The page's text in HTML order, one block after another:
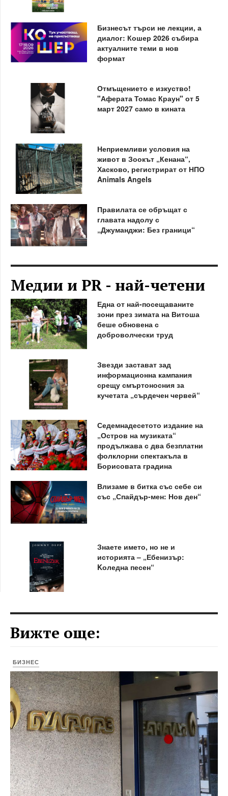
Бизнесът търси не лекции, а
диалог: Кошер 2026 събира
актуалните теми в нов
формат
Отмъщението е изкуство!
"Аферата Томас Краун" от 5
март 2027 само в кината
Неприемливи условия на
живот в Зоокът „Кенана“,
Хасково, регистрират от НПО
Animals Angels
Правилата се обръщат с
главата надолу с
„Джуманджи: Без граници“
Медии и PR - най-четени
Една от най-посещаваните
зони през зимата на Витоша
беше обновена с
доброволчески труд
Звезди застават зад
информационна кампания
срещу смъртоносния за
кучетата „сърдечен червей“
Седемнадесетото издание на
„Остров на музиката“
продължава с два безплатни
фолклорни спектакъла в
Борисовата градина
Влизаме в битка със себе си
със „Спайдър-мен: Нов ден“
Знаете името, но не и
историята – „Ебенизър:
Kоледна песен“
Вижте още:
БИЗНЕС